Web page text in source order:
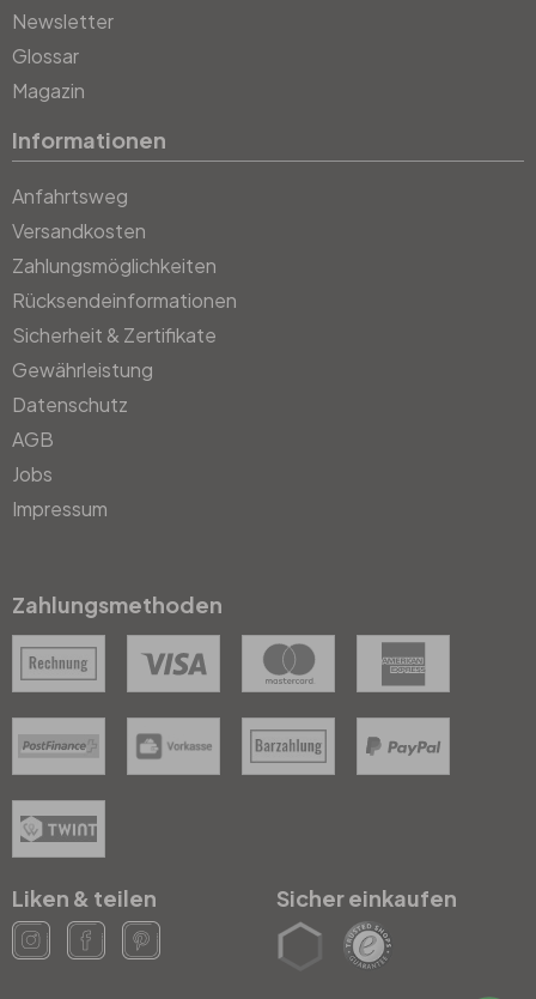
Newsletter
Glossar
Magazin
Informationen
Anfahrtsweg
Versandkosten
Zahlungsmöglichkeiten
Rücksendeinformationen
Sicherheit & Zertifikate
Gewährleistung
Datenschutz
AGB
Jobs
Impressum
Zahlungsmethoden
Liken & teilen Sicher einkaufen